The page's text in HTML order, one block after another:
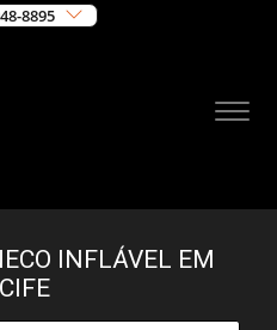
8895
INFLÁVEL EM